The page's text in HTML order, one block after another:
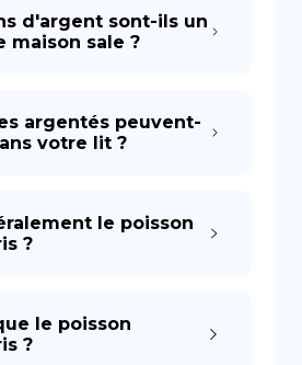
d'argent sont-ils un
maison sale ?
argentés peuvent-
votre lit ?
le poisson
?
le poisson
?